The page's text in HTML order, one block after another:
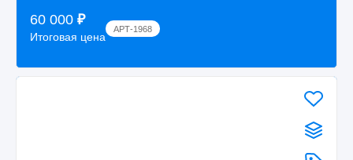
60 000 ₽
Итоговая цена
АРТ-1968